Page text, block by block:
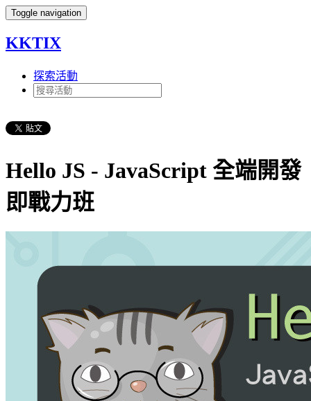
Toggle navigation
KKTIX
探索活動
Hello JS - JavaScript 全端開發
即戰力班